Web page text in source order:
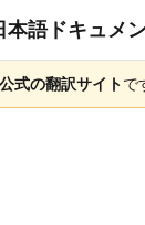
本語ドキュメ
式の翻訳サイトで